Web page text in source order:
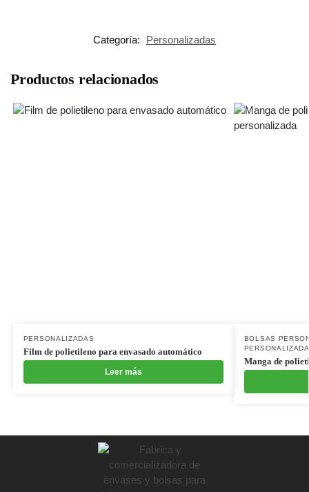
Categoría: Personalizadas
Productos relacionados
PERSONALIZADAS
Film de polietileno para envasado automático
Leer más
BOLSAS
Manga de